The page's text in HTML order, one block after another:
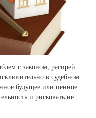
с законом, распрей
в судебном
будущее или ценное
и рисковать не